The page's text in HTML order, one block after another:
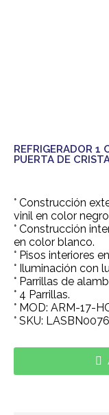
REFRIGERADOR 1
PUERTA DE
° Construcción
vinil en color
° Construcción
en color blanco.
° Pisos interiores
° Iluminación con
° Parrillas de
° 4 Parrillas.
° MOD: ARM-17-
° SKU: LASBN0076